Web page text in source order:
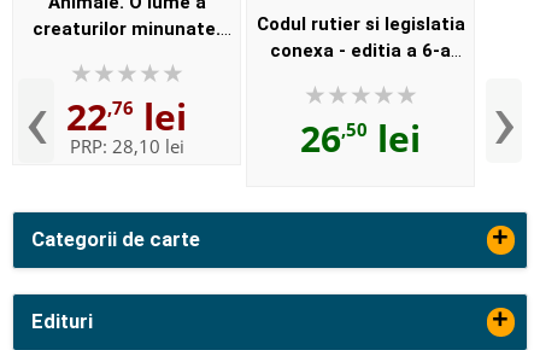
Categorii de carte +
Edituri +
‹
creaturilor minunate.
puzzle, stikere si poster
22,76 lei
PRP: 28,10 lei
Codul rutier si legislatia
conexa - editia a 6-a
2016. Ghidul
contraventiilor rutiere
26,50 lei ›